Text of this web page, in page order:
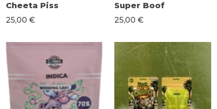
Cheeta Piss
25,00 €
Super Boof
25,00 €